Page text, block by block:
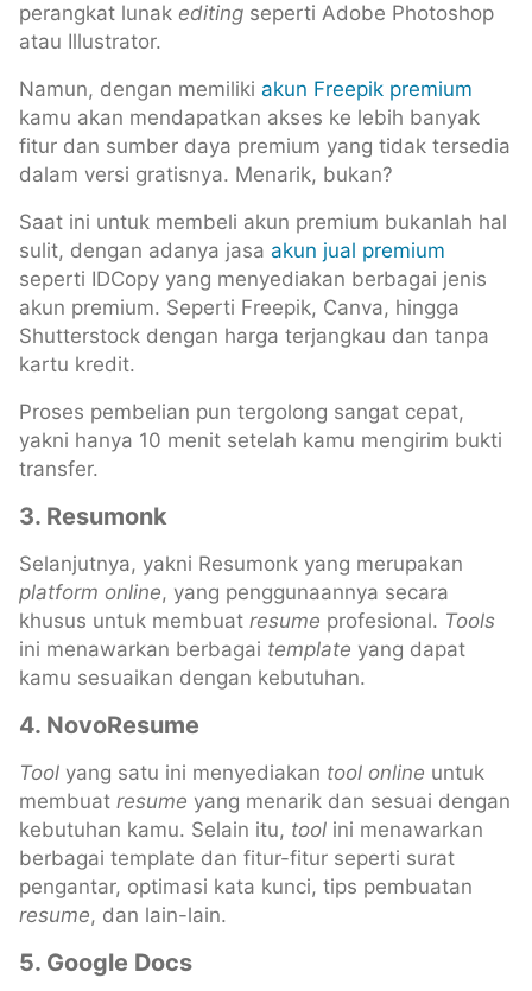
perangkat lunak editing seperti Adobe Photoshop
atau Illustrator.
Namun, dengan memiliki akun Freepik premium
kamu akan mendapatkan akses ke lebih banyak
fitur dan sumber daya premium yang tidak tersedia
dalam versi gratisnya. Menarik, bukan?
Saat ini untuk membeli akun premium bukanlah hal
sulit, dengan adanya jasa akun jual premium
seperti IDCopy yang menyediakan berbagai jenis
akun premium. Seperti Freepik, Canva, hingga
Shutterstock dengan harga terjangkau dan tanpa
kartu kredit.
Proses pembelian pun tergolong sangat cepat,
yakni hanya 10 menit setelah kamu mengirim bukti
transfer.
3. Resumonk
Selanjutnya, yakni Resumonk yang merupakan
platform online, yang penggunaannya secara
khusus untuk membuat resume profesional. Tools
ini menawarkan berbagai template yang dapat
kamu sesuaikan dengan kebutuhan.
4. NovoResume
Tool yang satu ini menyediakan tool online untuk
membuat resume yang menarik dan sesuai dengan
kebutuhan kamu. Selain itu, tool ini menawarkan
berbagai template dan fitur-fitur seperti surat
pengantar, optimasi kata kunci, tips pembuatan
resume, dan lain-lain.
5. Google Docs